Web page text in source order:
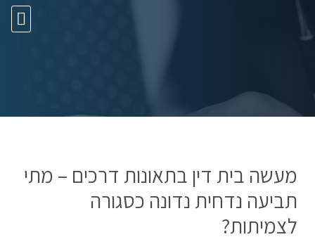
מעשה בית דין בתאונות דרכים – מתי
תביעה נדחית נדונה כסגורה
לצמיתות?